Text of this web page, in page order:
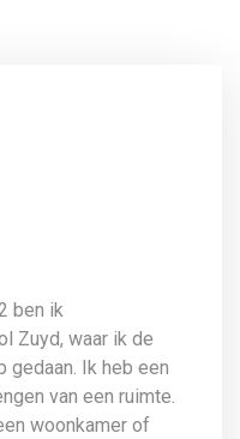
ben ik
Zuyd, waar ik de
gedaan. Ik heb een
van een ruimte.
woonkamer of